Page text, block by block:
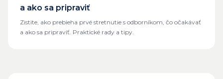
a ako sa pripraviť
Zistite, ako prebieha prvé stretnutie s odborníkom, čo očakávať
a ako sa pripraviť. Praktické rady a tipy.